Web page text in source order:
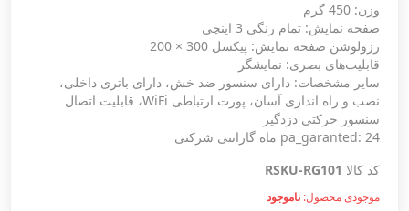
وزن: 450 گرم
صفحه نمایش: تمام رنگی 3 اینچی
رزولوشن صفحه نمایش: پیکسل 300 × 200
قابلیت‌های بصری: نمایشگر
سایر مشخصات: دارای سنسور ضد خش، دارای باتری داخلی،
نصب و راه اندازی آسان، پورت ارتباطی WiFi، قابلیت اتصال
سنسور حرکتی دزدگیر
pa_garanted: 24 ماه گارانتی شرکتی
کد کالا RSKU-RG101
موجودی محصول: ناموجود